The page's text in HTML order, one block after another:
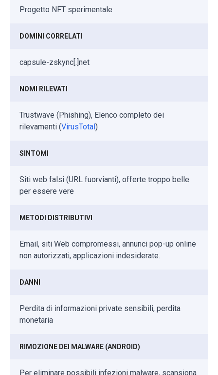
Progetto NFT sperimentale
DOMINI CORRELATI
capsule-zskync[.]net
NOMI RILEVATI
Trustwave (Phishing), Elenco completo dei
rilevamenti (VirusTotal )
SINTOMI
Siti web falsi (URL fuorvianti), offerte troppo belle
per essere vere
METODI DISTRIBUTIVI
Email, siti Web compromessi, annunci pop-up online
non autorizzati, applicazioni indesiderate.
DANNI
Perdita di informazioni private sensibili, perdita
monetaria
RIMOZIONE DEI MALWARE (ANDROID)
Per eliminare possibili infezioni malware, scansiona